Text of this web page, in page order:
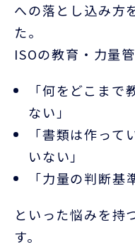
への落とし込み方
た。
ISOの教育・力量
「何をどこま
ない」
「書類は作って
いない」
「力量の判断基
といった悩みを持
す。